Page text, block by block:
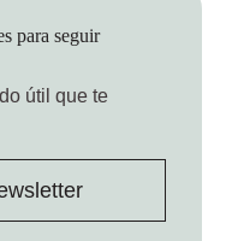
para seguir
útil que te